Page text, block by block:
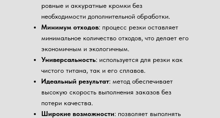
ровные и аккуратные кромки без
необходимости дополнительной обработки.
Минимум отходов: процесс резки оставляет
минимальное количество отходов, что делает его
экономичным и экологичным.
Универсальность: используется для резки как
чистого титана, так и его сплавов.
Идеальный результат: метод обеспечивает
высокую скорость выполнения заказов без
потери качества.
Широкие возможности: позволяет выполнять